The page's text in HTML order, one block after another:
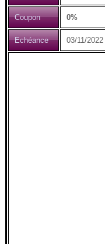
Coupon 0%
Echéance 03/11/2022